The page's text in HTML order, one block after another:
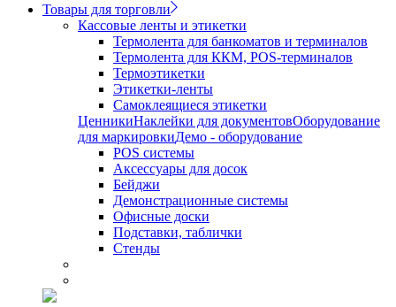
Товары для торговли
Кассовые ленты и этикетки
Термолента для банкоматов и терминалов
Термолента для ККМ, POS-терминалов
Термоэтикетки
Этикетки-ленты
Самоклеящиеся этикетки
ЦенникиНаклейки для документовОборудование
для маркировкиДемо - оборудование
POS системы
Аксессуары для досок
Бейджи
Демонстрационные системы
Офисные доски
Подставки, таблички
Стенды